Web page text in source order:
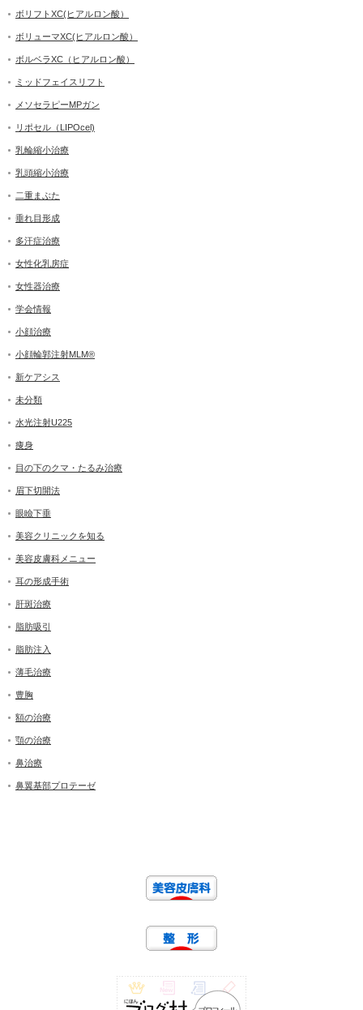
ボリフトXC(ヒアルロン酸）
ボリューマXC(ヒアルロン酸）
ボルベラXC（ヒアルロン酸）
ミッドフェイスリフト
メソセラピーMPガン
リポセル（LIPOcel)
乳輪縮小治療
乳頭縮小治療
二重まぶた
垂れ目形成
多汗症治療
女性化乳房症
女性器治療
学会情報
小顔治療
小顔輪郭注射MLM®
新ケアシス
未分類
水光注射U225
痩身
目の下のクマ・たるみ治療
眉下切開法
眼瞼下垂
美容クリニックを知る
美容皮膚科メニュー
耳の形成手術
肝斑治療
脂肪吸引
脂肪注入
薄毛治療
豊胸
額の治療
顎の治療
鼻治療
鼻翼基部プロテーゼ